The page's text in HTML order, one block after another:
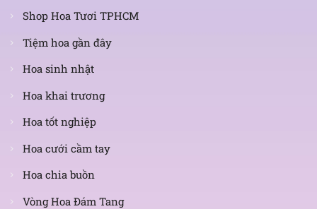
Shop Hoa Tươi TPHCM
Tiệm hoa gần đây
Hoa sinh nhật
Hoa khai trương
Hoa tốt nghiệp
Hoa cưới cầm tay
Hoa chia buồn
Vòng Hoa Đám Tang